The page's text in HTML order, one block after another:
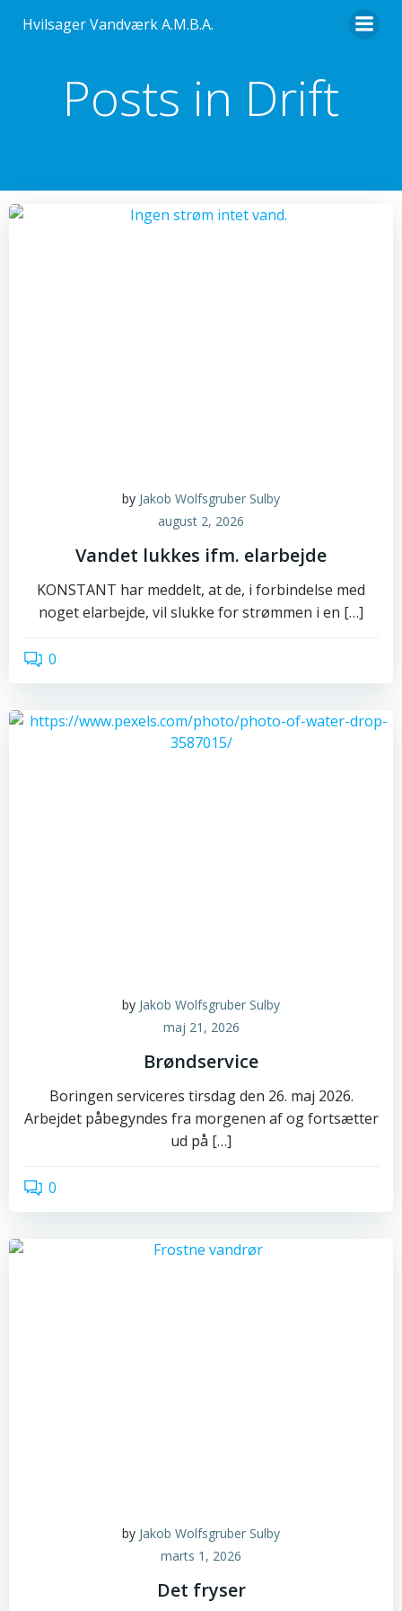
til
Hvilsager Vandværk A.M.B.A.
Posts in Drift
by Jakob Wolfsgruber Sulby
august 2, 2026
Vandet lukkes ifm. elarbejde
KONSTANT har meddelt, at de, i forbindelse med
noget elarbejde, vil slukke for strømmen i en […]
0
by Jakob Wolfsgruber Sulby
maj 21, 2026
Brøndservice
Boringen serviceres tirsdag den 26. maj 2026.
Arbejdet påbegyndes fra morgenen af og fortsætter
ud på […]
0
by Jakob Wolfsgruber Sulby
marts 1, 2026
Det fryser